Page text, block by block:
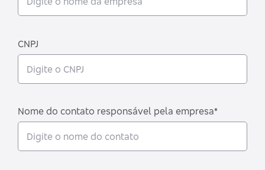
CNPJ
Nome do contato responsável pela empresa*